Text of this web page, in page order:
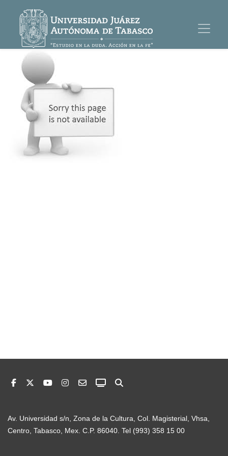
Av. Universidad s/n, Zona de la Cultura, Col. Magisterial, Vhsa,
Centro, Tabasco, Mex. C.P. 86040. Tel (993) 358 15 00